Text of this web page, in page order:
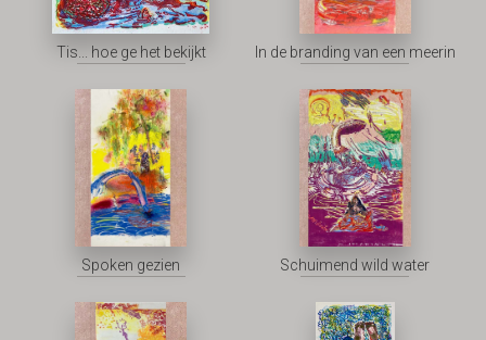
Tis... hoe ge het bekijkt In de branding van een meerin
Spoken gezien Schuimend wild water